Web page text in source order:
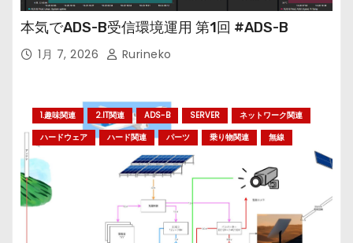
本気でADS-B受信環境運用 第1回 #ADS-B
1月 7, 2026 Rurineko
1.趣味関連 2.IT関連 ADS-B SERVER
ネットワーク関連
ハードウェア
ハード関連 パーツ 乗り物関連 無線